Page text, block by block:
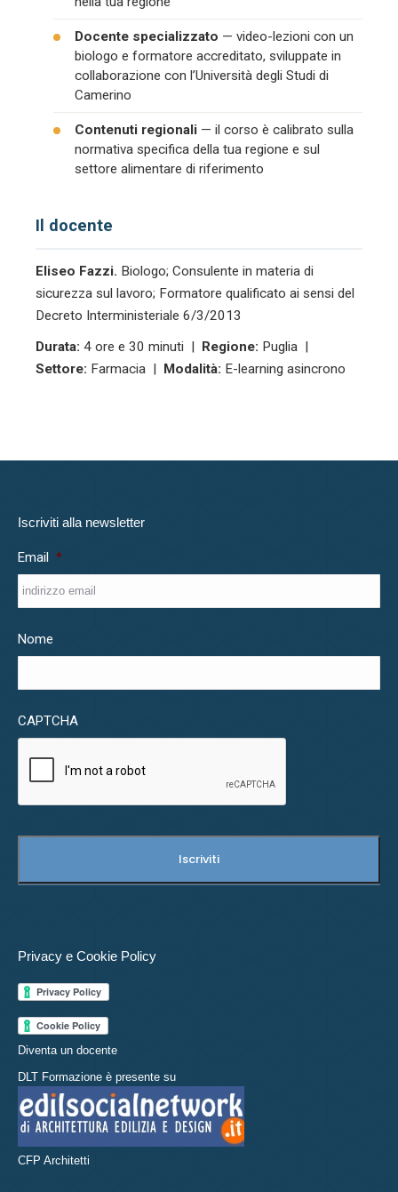
Docente specializzato — video-lezioni con un
biologo e formatore accreditato, sviluppate in
collaborazione con l’Università degli Studi di
Camerino
Contenuti regionali — il corso è calibrato sulla
normativa specifica della tua regione e sul
settore alimentare di riferimento
Il docente
Eliseo Fazzi. Biologo; Consulente in materia di
sicurezza sul lavoro; Formatore qualificato ai sensi del
Decreto Interministeriale 6/3/2013
Durata: 4 ore e 30 minuti | Regione: Puglia |
Settore: Farmacia | Modalità: E-learning asincrono
Iscriviti alla newsletter
Email *
Nome
CAPTCHA
Privacy e Cookie Policy
Diventa un docente
DLT Formazione è presente su
CFP Architetti